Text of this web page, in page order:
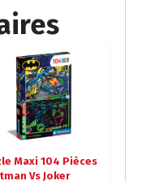
Maxi 104 Pièces
Vs Joker